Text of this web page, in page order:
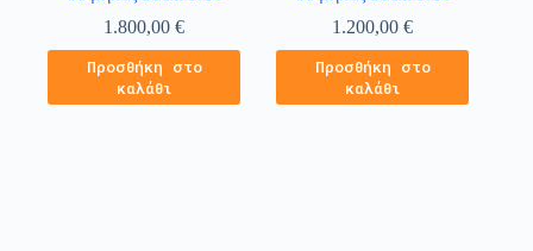
1.800,00€
Προσθήκη στο
καλάθι
1.200,00€
Προσθήκη στο
καλάθι